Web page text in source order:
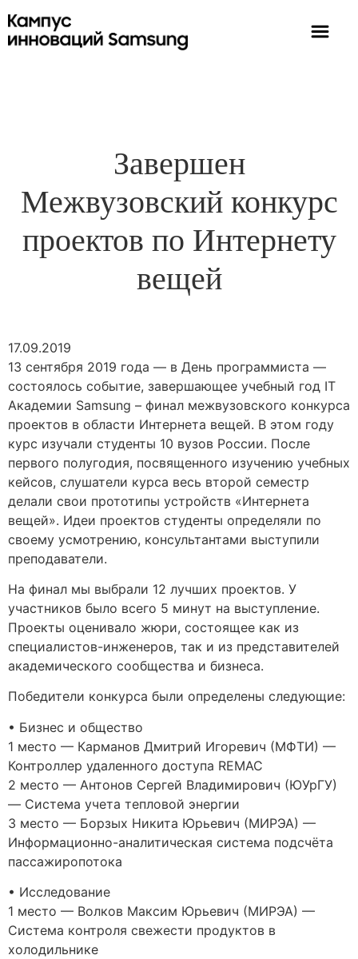
Завершен
Межвузовский конкурс
проектов по Интернету
вещей
17.09.2019
13 сентября 2019 года — в День программиста —
состоялось событие, завершающее учебный год IT
Академии Samsung – финал межвузовского конкурса
проектов в области Интернета вещей. В этом году
курс изучали студенты 10 вузов России. После
первого полугодия, посвященного изучению учебных
кейсов, слушатели курса весь второй семестр
делали свои прототипы устройств «Интернета
вещей». Идеи проектов студенты определяли по
своему усмотрению, консультантами выступили
преподаватели.
На финал мы выбрали 12 лучших проектов. У
участников было всего 5 минут на выступление.
Проекты оценивало жюри, состоящее как из
специалистов-инженеров, так и из представителей
академического сообщества и бизнеса.
Победители конкурса были определены следующие:
• Бизнес и общество
1 место — Карманов Дмитрий Игоревич (МФТИ) —
Контроллер удаленного доступа REMAC
2 место — Антонов Сергей Владимирович (ЮУрГУ)
— Система учета тепловой энергии
3 место — Борзых Никита Юрьевич (МИРЭА) —
Информационно-аналитическая система подсчёта
пассажиропотока
• Исследование
1 место — Волков Максим Юрьевич (МИРЭА) —
Система контроля свежести продуктов в
холодильнике